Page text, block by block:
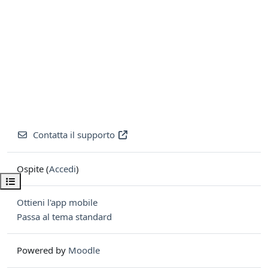
Apri indice del corso
Contatta il supporto
Ospite (Accedi)
Ottieni l'app mobile
Passa al tema standard
Powered by Moodle